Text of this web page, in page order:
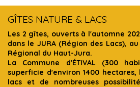
GÎTES NATURE & LACS
Les 2 gîtes, ouverts à l'automne
dans le JURA (Région des Lacs),
Régional du Haut-Jura.
La Commune d'ÉTIVAL (300
superficie d'environ 1400
lacs et de nombreuses